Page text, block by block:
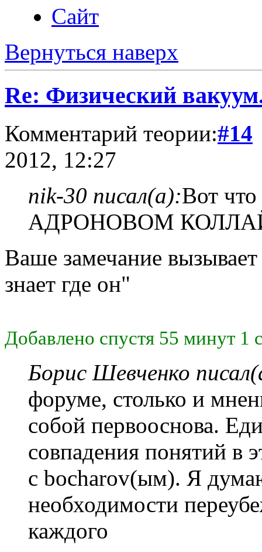
Сайт
Вернуться наверх
Re: Физический
Комментарий теории:#14
2012, 12:27
nik-30 писал(а):Вот
АДРОНОВОМ
Ваше замечание
знает где он"
Добавлено спустя 55 минут 1
Борис Шевченко
форуме, столько и
собой первооснова.
совпадения понятий в
с bocharov(ым). Я
необходимости
каждого